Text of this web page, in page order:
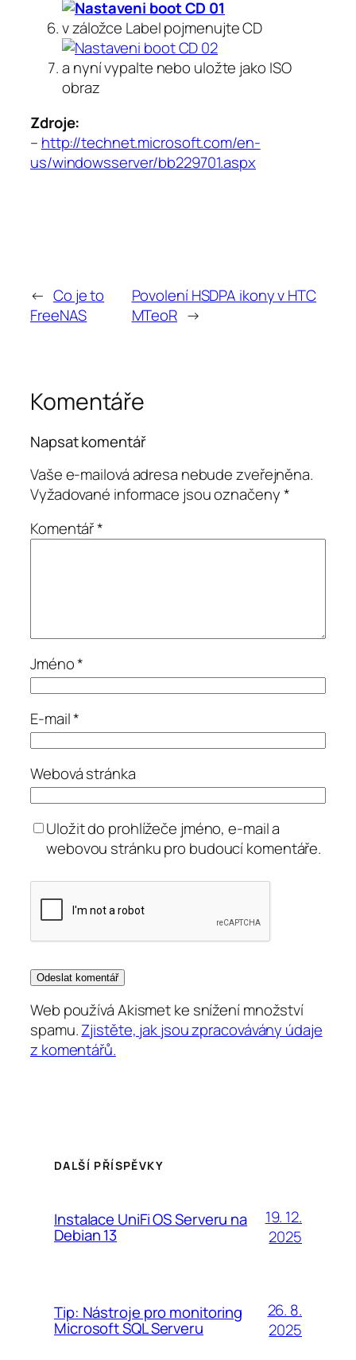
v záložce Labelpojmenujte CD
a nyní vypalte nebo uložte jako ISO
obraz
Zdroje:
– http://technet.microsoft.com/en-
us/windowsserver/bb229701.aspx
← Co je to
FreeNAS
Povolení HSDPA ikony v HTC
MTeoR →
Komentáře
Napsat komentář
Vaše e-mailová adresa nebude zveřejněna.
Vyžadované informace jsou označeny*
Komentář*
Jméno*
E-mail*
Webová stránka
Uložit do prohlížeče jméno, e-mail a
webovou stránku pro budoucí komentáře.
Web používá Akismet ke snížení množství
spamu.Zjistěte, jak jsou zpracovávány údaje
z komentářů.
DALŠÍ PŘÍSPĚVKY
Instalace UniFi OS Serveru na
Debian 13
19. 12.
2025
Tip: Nástroje pro monitoring
Microsoft SQL Serveru
26. 8.
2025